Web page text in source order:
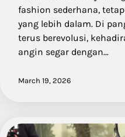
fashion sederhana,
yang lebih dalam. Di
terus berevolusi,
angin segar dengan…
March 19, 2026